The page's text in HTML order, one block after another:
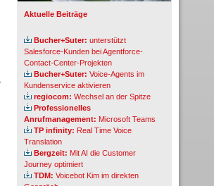
Aktuelle Beiträge
Bucher+Suter: unterstützt
Salesforce-Kunden bei Agentforce-
Contact-Center-Projekten
Bucher+Suter: Voice-Agents im
Kundenservice aktivieren
regiocom: Wechsel an der Spitze
Professionelles
Anrufmanagement: Microsoft Teams
TP infinity: Real Time Voice
Translation
Bergzeit: Mit AI die Customer
Journey optimiert
TDM: Voicebot Kim im direkten